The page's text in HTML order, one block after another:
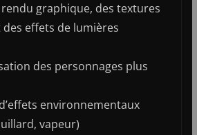
graphique, des textures
des effets de lumières
des personnages plus
environnementaux
vapeur)